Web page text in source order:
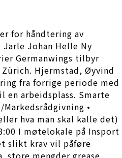
for håndtering av
Johan Helle Ny
Germanwings tilbyr
Hjermstad, Øyvind
fra forrige periode med
arbeidsplass. Smarte
•
hva man skal kalle det)
I møtelokale på Insport
slikt krav vil påføre
store mengder grease,